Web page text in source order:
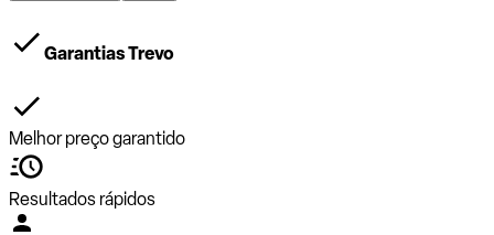
Garantias Trevo
Melhor preço garantido
Resultados rápidos